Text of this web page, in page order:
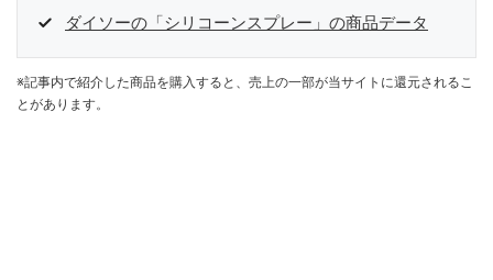
ダイソーの「シリコーンスプレー」の商品データ
※記事内で紹介した商品を購入すると、売上の一部が当サイトに還元されるこ
とがあります。